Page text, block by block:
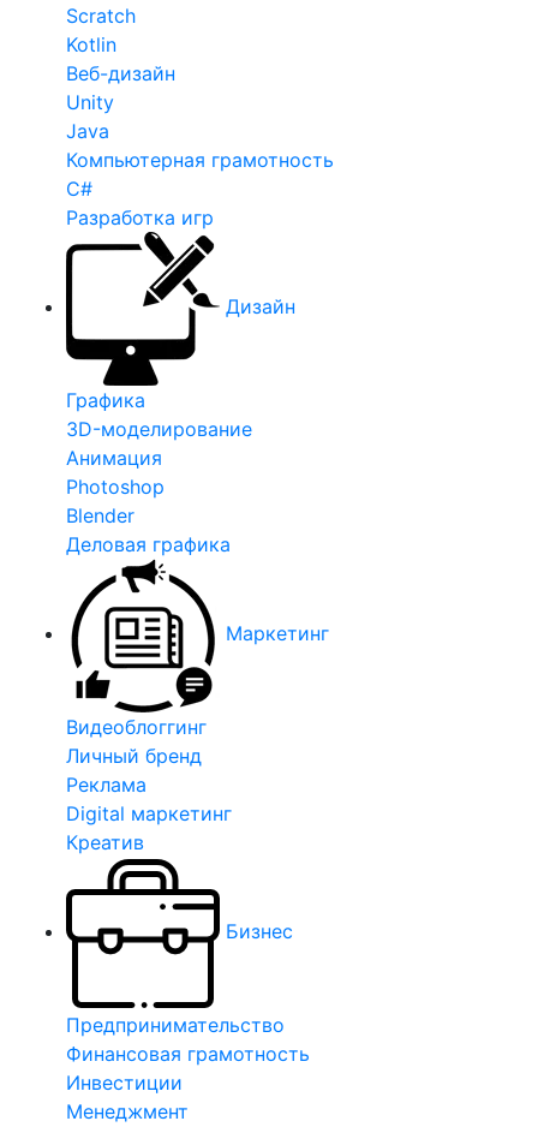
Scratch
Kotlin
Веб-дизайн
Unity
Java
Компьютерная грамотность
C#
Разработка игр
Дизайн
Графика
3D-моделирование
Анимация
Photoshop
Blender
Деловая графика
Маркетинг
Видеоблоггинг
Личный бренд
Реклама
Digital маркетинг
Креатив
Бизнес
Предпринимательство
Финансовая грамотность
Инвестиции
Менеджмент